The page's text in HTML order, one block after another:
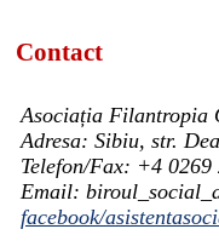
Contact
Asociația Filantropia
Adresa: Sibiu, str.
Telefon/Fax: +4 0269
Email:
facebook/